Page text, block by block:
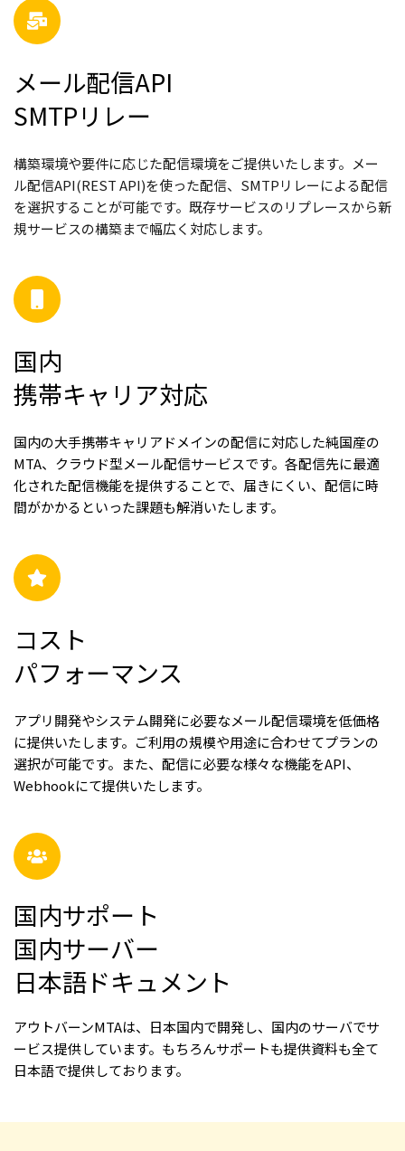
メール配信API
SMTPリレー
構築環境や要件に応じた配信環境をご提供いたします。メー
ル配信API(REST API)を使った配信、SMTPリレーによる配信
を選択することが可能です。既存サービスのリプレースから新
規サービスの構築まで幅広く対応します。
国内
携帯キャリア対応
国内の大手携帯キャリアドメインの配信に対応した純国産の
MTA、クラウド型メール配信サービスです。各配信先に最適
化された配信機能を提供することで、届きにくい、配信に時
間がかかるといった課題も解消いたします。
コスト
パフォーマンス
アプリ開発やシステム開発に必要なメール配信環境を低価格
に提供いたします。ご利用の規模や用途に合わせてプランの
選択が可能です。また、配信に必要な様々な機能をAPI、
Webhookにて提供いたします。
国内サポート
国内サーバー
日本語ドキュメント
アウトバーンMTAは、日本国内で開発し、国内のサーバでサ
ービス提供しています。もちろんサポートも提供資料も全て
日本語で提供しております。